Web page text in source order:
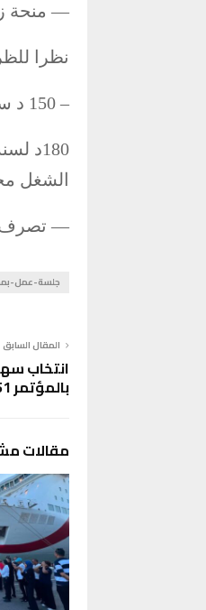
— منحة
نظرا
– 150 د سنة 2025 .
الشغل
— تصرف
جلسة-عمل-
المقال السابق
انتخاب
بالمؤتمر 51 لمنظمة العمل العربية
مقالات